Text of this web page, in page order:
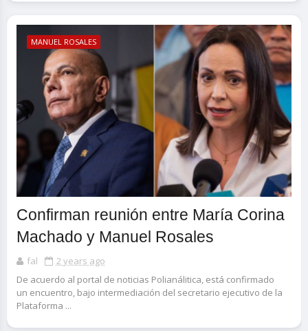
MANUEL ROSALES
Confirman reunión entre María Corina
Machado y Manuel Rosales
fal
2 years ago
De acuerdo al portal de noticias Polianálitica, está confirmado
un encuentro, bajo intermediación del secretario ejecutivo de la
Plataforma ...